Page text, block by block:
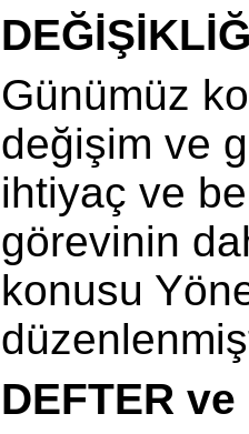
Günümüz
değişim ve
ihtiyaç ve
görevinin
konusu
DEFTER